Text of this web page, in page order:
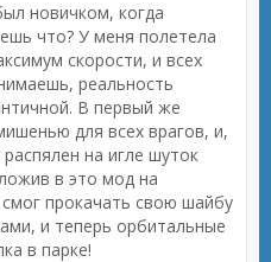
новичком, когда
что? У меня полетела
скорости, и всех
реальность
В первый же
для всех врагов, и,
на игле шуток
в это мод на
прокачать свою шайбу
и теперь орбитальные
в парке!